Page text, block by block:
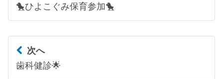
🐤ひよこぐみ保育参加🐤
次へ
歯科健診🌟